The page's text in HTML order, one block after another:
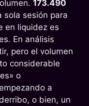
173.490
sola sesión para
en liquidez es
En análisis
pero el volumen
considerable
o
a
o bien, un